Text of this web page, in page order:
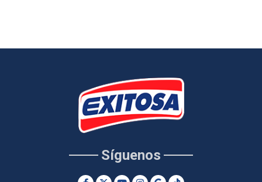
Síguenos